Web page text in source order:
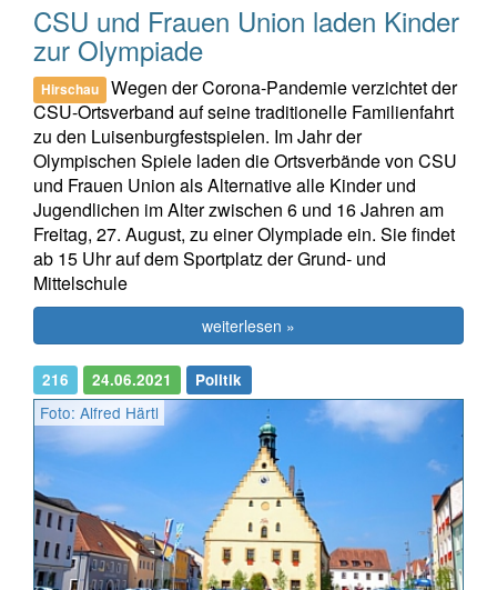
CSU und Frauen Union laden Kinder
zur Olympiade
Hirschau
Wegen der Corona-Pandemie verzichtet der
CSU-Ortsverband auf seine traditionelle Familienfahrt
zu den Luisenburgfestspielen. Im Jahr der
Olympischen Spiele laden die Ortsverbände von CSU
und Frauen Union als Alternative alle Kinder und
Jugendlichen im Alter zwischen 6 und 16 Jahren am
Freitag, 27. August, zu einer Olympiade ein. Sie findet
ab 15 Uhr auf dem Sportplatz der Grund- und
Mittelschule
weiterlesen »
216 24.06.2021 Politik
Foto: Alfred Härtl